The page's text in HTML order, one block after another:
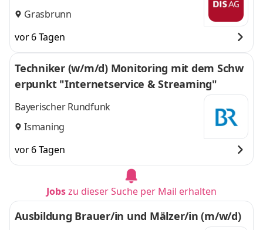
Grasbrunn
vor 6 Tagen
Techniker (w/m/d) Monitoring mit dem Schw
erpunkt "Internetservice & Streaming"
Bayerischer Rundfunk
Ismaning
vor 6 Tagen
Jobszu dieser Suche per Mail erhalten
Ausbildung Brauer/in und Mälzer/in (m/w/d)